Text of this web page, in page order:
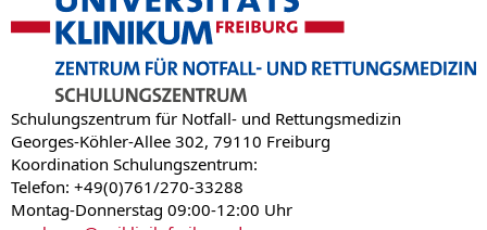
Schulungszentrum für Notfall- und Rettungsmedizin
Georges-Köhler-Allee 302, 79110 Freiburg
Koordination Schulungszentrum:
Telefon: +49(0)761/270-33288
Montag-Donnerstag 09:00-12:00 Uhr